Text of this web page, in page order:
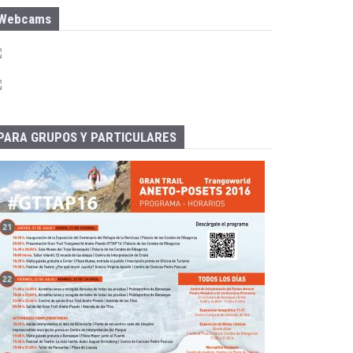
GRUPOS Y PARTICULARES